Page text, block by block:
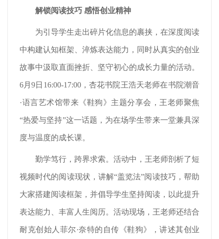
解锁阅读技巧 感悟创业精神
为引导学生走出碎片化信息的裹挟，在深度阅读
中构建认知框架、淬炼表达能力，同时从真实的创业
故事中汲取直面挫折、坚守初心的成长力量的活动。
6月9日16:00-17:00，杏花书院王浩天老师在书院潮音
·语言艺术馆带来《鞋狗》主题分享会，王老师聚焦
“热爱与坚持”这一话题，为在场学生带来一堂兼具深
度与温度的成长课。
勤学笃行，跨界求索。活动中，王老师剖析了短
视频时代的阅读现状，讲解“盖览法”阅读技巧，帮助
大家搭建阅读框架，并倡导学生坚持阅读，以此提升
表达能力、丰富人生阅历。活动现场，王老师还结合
耐克创始人菲尔·奈特的自传《鞋狗》，讲述其创业